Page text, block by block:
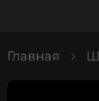
Главная